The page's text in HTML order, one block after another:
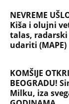
NEVREME
Kiša i olujni
talas, radarski
udariti (MAPE)
KOMŠIJE
BEOGRADU!
Milku, iza